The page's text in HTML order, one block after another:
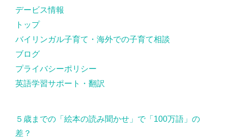
デービス情報
トップ
バイリンガル子育て・海外での子育て相談
ブログ
プライバシーポリシー
英語学習サポート・翻訳
５歳までの「絵本の読み聞かせ」で「100万語」の
差？